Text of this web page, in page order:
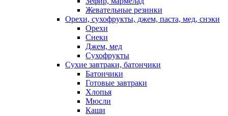
Жевательные резинки
Орехи, сухофрукты, джем, паста, мед, снэки
Орехи
Снеки
Джем, мед
Сухофрукты
Сухие завтраки, батончики
Батончики
Готовые завтраки
Хлопья
Мюсли
Каши